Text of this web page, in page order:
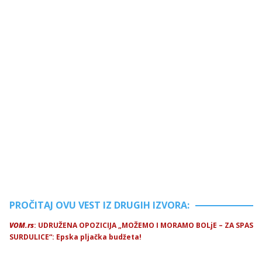
PROČITAJ OVU VEST IZ DRUGIH IZVORA:
VOM.rs: UDRUŽENA OPOZICIJA „MOŽEMO I MORAMO BOLjE – ZA SPAS
SURDULICE“: Epska pljačka budžeta!